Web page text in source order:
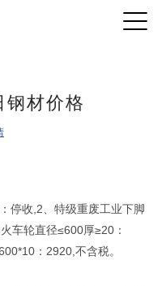
材价格
停收,2、特级重废工业下脚
车轮直径≤600厚≥20：
：2920,不含税。